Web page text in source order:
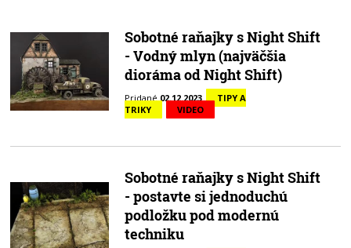
Sobotné raňajky s Night Shift
- Vodný mlyn (najväčšia
dioráma od Night Shift)
Pridané02.12.2023
TIPY A
TRIKY
VIDEO
Sobotné raňajky s Night Shift
- postavte si jednoduchú
podložku pod modernú
techniku